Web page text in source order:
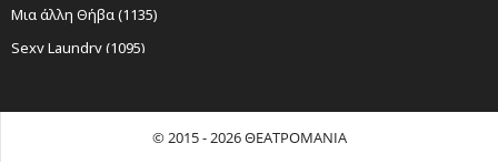
Μια άλλη Θήβα (1135)
Sexy Laundry (1095)
Ο Σώζων Εαυτόν Σωθήτω (1019)
Όχι Άλλο Κάρβουνο (959)© 2015 - 2026 ΘΕΑΤΡΟΜΑΝΙΑ